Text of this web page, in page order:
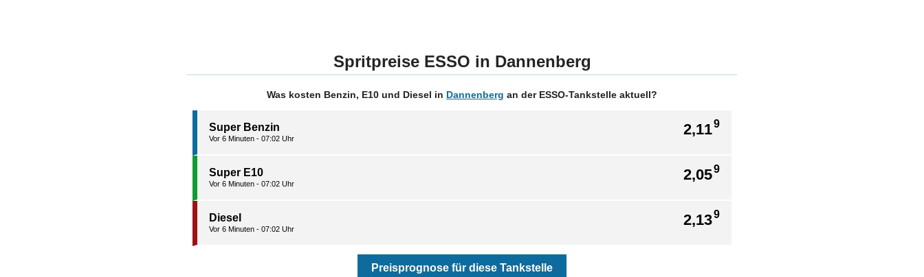
Spritpreise ESSO in Dannenberg
Was kosten Benzin, E10 und Diesel in Dannenberg an der ESSO-Tankstelle aktuell?
2,119
Super Benzin
Vor 6 Minuten - 07:02 Uhr
2,059
Super E10
Vor 6 Minuten - 07:02 Uhr
2,139
Diesel
Vor 6 Minuten - 07:02 Uhr
Preisprognose für diese Tankstelle